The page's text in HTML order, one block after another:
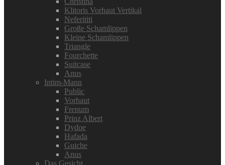
Klitoris Vorhaut Vertikal
Neferititi
Große Schamlippen
Kleine Schamlippen
Triangle
Fourchette
Suitcase
Anus
Intim-Mann
Public
Vorhaut
Frenum
Prinz Albert
Dydoe
Hafada
Guiche
Anus
Das Gesicht